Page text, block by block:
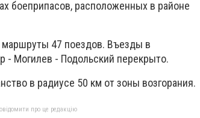
боеприпасов, расположенных в районе
47 поездов. Въезды в
- Могилев - Подольский перекрыто.
в радиусе 50 км от зоны возгорания.
про це редакцію